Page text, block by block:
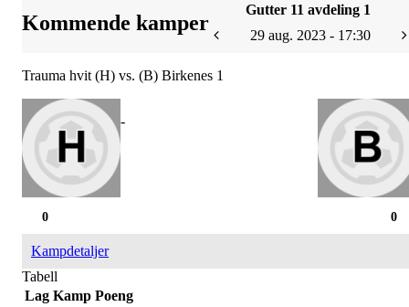
Kommende kamper
Gutter 11 avdeling 1
29 aug. 2023 - 17:30
Trauma hvit (H) vs. (B) Birkenes 1
-
0
0
Kampdetaljer
Tabell
Lag Kamp Poeng